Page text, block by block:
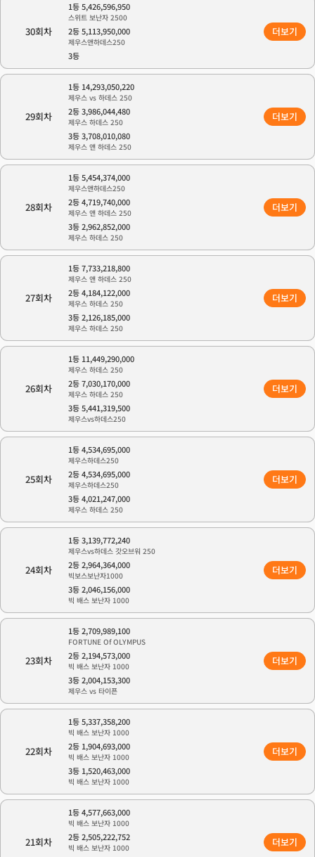
30회차
1등 5,426,596,950
스위트 보난자 2500
2등 5,113,950,000
제우스앤하데스250
3등
더보기
29회차
1등 14,293,050,220
제우스 vs 하데스 250
2등 3,986,044,480
제우스 하데스 250
3등 3,708,010,080
제우스 앤 하데스 250
더보기
28회차
1등 5,454,374,000
제우스앤하데스250
2등 4,719,740,000
제우스 앤 하데스 250
3등 2,962,852,000
제우스 하데스 250
더보기
27회차
1등 7,733,218,800
제우스 앤 하데스 250
2등 4,184,122,000
제우스 하데스 250
3등 2,126,185,000
제우스 하데스 250
더보기
26회차
1등 11,449,290,000
제우스 하데스 250
2등 7,030,170,000
제우스 하데스 250
3등 5,441,319,500
제우스vs하데스250
더보기
25회차
1등 4,534,695,000
제우스하데스250
2등 4,534,695,000
제우스하데스250
3등 4,021,247,000
제우스 하데스 250
더보기
24회차
1등 3,139,772,240
제우스vs하데스 갓오브워 250
2등 2,964,364,000
빅보스보난자1000
3등 2,046,156,000
빅 배스 보난자 1000
더보기
23회차
1등 2,709,989,100
FORTUNE Of OLYMPUS
2등 2,194,573,000
빅 배스 보난자 1000
3등 2,004,153,300
제우스 vs 타이픈
더보기
22회차
1등 5,337,358,200
빅 배스 보난자 1000
2등 1,904,693,000
빅 배스 보난자 1000
3등 1,520,463,000
빅 배스 보난자 1000
더보기
21회차
1등 4,577,663,000
빅 배스 보난자 1000
2등 2,505,222,752
빅 배스 보난자 1000 더보기